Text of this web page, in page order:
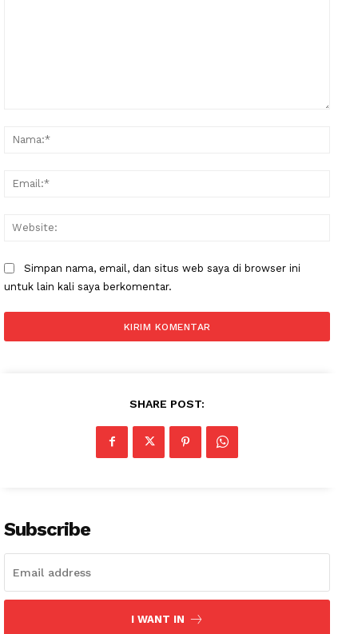
News Week
Magazine PRO
Simpan nama, email, dan situs web saya di browser ini
untuk lain kali saya berkomentar.
SHARE POST:
Subscribe
I WANT IN